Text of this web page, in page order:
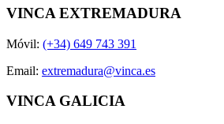
VINCA EXTREMADURA
Móvil: (+34) 649 743 391
Email: extremadura@vinca.es
VINCA GALICIA